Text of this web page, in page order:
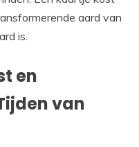
aard van
is.
en
van